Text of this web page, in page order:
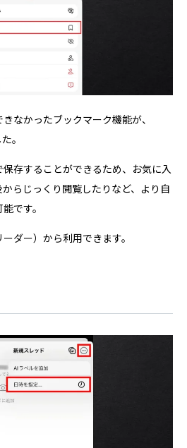
なかったブックマーク機能が、
。
存することができるため、お気に入
らじっくり閲覧したりなど、より自
です。
ダー）から利用できます。